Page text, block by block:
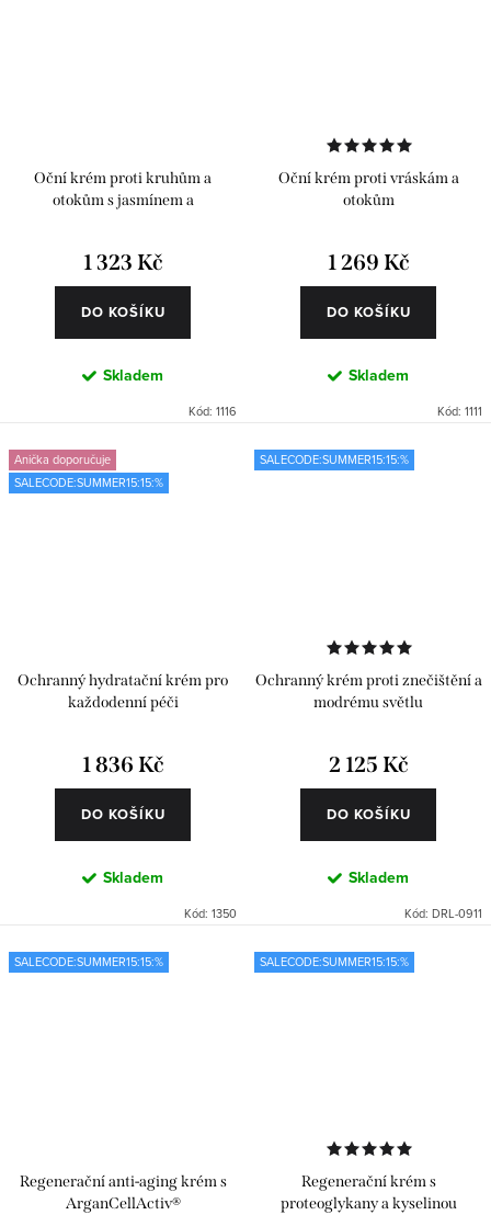
Oční krém proti kruhům a
otokům s jasmínem a
1 323 Kč
DO KOŠÍKU
Skladem
Kód: 1116
Oční krém proti vráskám a
otokům
1 269 Kč
DO KOŠÍKU
Skladem
Kód: 1111
Anička doporučuje
SALECODE:SUMMER15:15:%
Ochranný hydratační krém pro
každodenní péči
1 836 Kč
DO KOŠÍKU
Skladem
Kód: 1350
SALECODE:SUMMER15:15:%
Ochranný krém proti znečištění a
modrému světlu
2 125 Kč
DO KOŠÍKU
Skladem
Kód: DRL-0911
SALECODE:SUMMER15:15:%
Regenerační anti-aging krém s
ArganCellActiv®
SALECODE:SUMMER15:15:%
Regenerační krém s
proteoglykany a kyselinou